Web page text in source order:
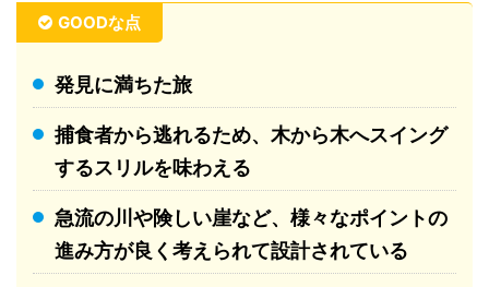
GOODな点
発見に満ちた旅
捕食者から逃れるため、木から木へスイング
するスリルを味わえる
急流の川や険しい崖など、様々なポイントの
進み方が良く考えられて設計されている